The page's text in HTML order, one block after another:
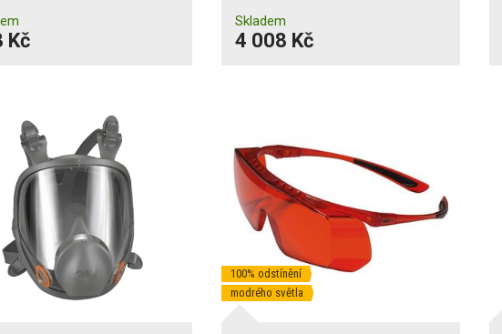
Kč
Skladem
4 008 Kč
100% odstínění
modrého světla